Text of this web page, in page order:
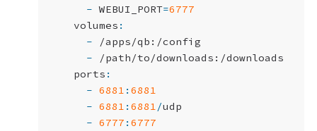
- WEBUI_PORT=6777
volumes :
-
/apps/qb:/config
-
/path/to/downloads:/downloads
ports :
- 6881 :6881
- 6881 :6881 /udp
- 6777 :6777